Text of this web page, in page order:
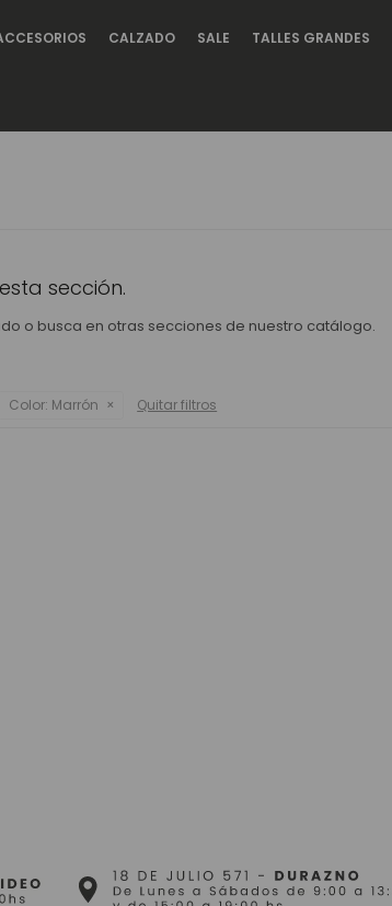
CALZADO SALE TALLES GRANDES
sección.
o busca en otras secciones de nuestro catálogo.
Color: Marrón Quitar filtros